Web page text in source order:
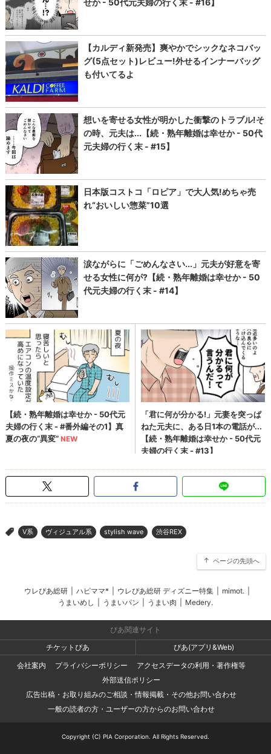
> V系 ヴィジュアル系 stylish wave 渋谷REX
ページの先頭へ
ウレぴあ総研 ハピママ* ウレぴあ総研 ディズニー特集 mimot.
うまいめし
うまいパン うまい肉 Medery.
ぴあ関連サイト
チケットぴあ
ぴあ(アプリ&Web)
会社案内
プライバシーポリシー
アクセスデータの利用・著作権等
外部送信ポリシー
広告出稿・お取り組みのご相談・情報掲載・その他お問い合わせ
一般の読者の方・ユーザーの方からのお問い合わせ
Copyright (C) PIA Corporation. All Rights Reserved.